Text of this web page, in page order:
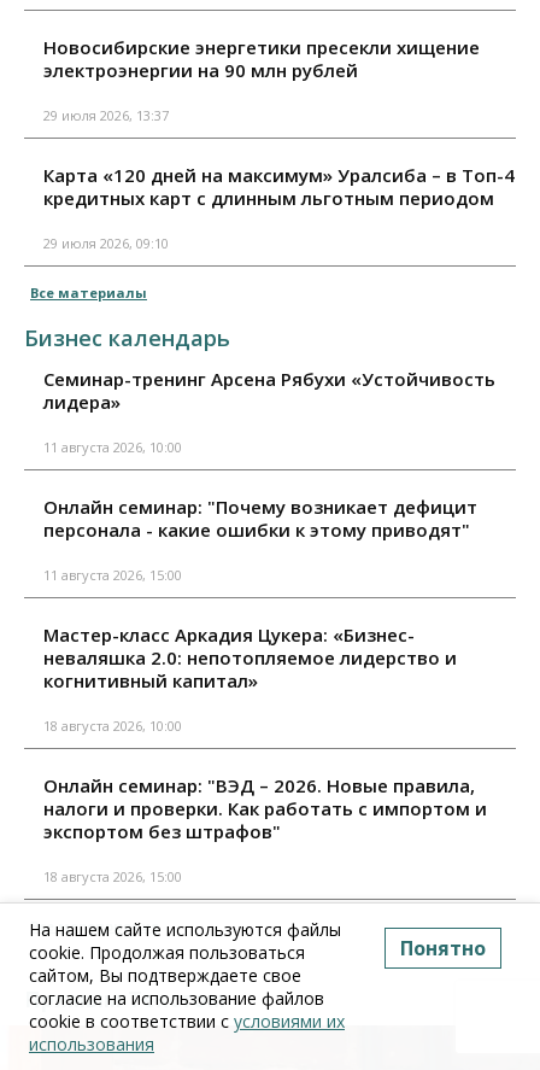
Новосибирские энергетики пресекли хищение
электроэнергии на 90 млн рублей
29 июля 2026, 13:37
Карта «120 дней на максимум» Уралсиба – в Топ-4
кредитных карт с длинным льготным периодом
29 июля 2026, 09:10
Все материалы
Бизнес календарь
Семинар-тренинг Арсена Рябухи «Устойчивость
лидера»
11 августа 2026, 10:00
Онлайн семинар: "Почему возникает дефицит
персонала - какие ошибки к этому приводят"
11 августа 2026, 15:00
Мастер-класс Аркадия Цукера: «Бизнес-
неваляшка 2.0: непотопляемое лидерство и
когнитивный капитал»
18 августа 2026, 10:00
Онлайн семинар: "ВЭД – 2026. Новые правила,
налоги и проверки. Как работать с импортом и
экспортом без штрафов"
18 августа 2026, 15:00
Все мероприятия
Прямым Текстом
На нашем сайте используются файлы
cookie. Продолжая пользоваться
сайтом, Вы подтверждаете свое
согласие на использование файлов
cookie в соответствии с условиями их
использования
Понятно